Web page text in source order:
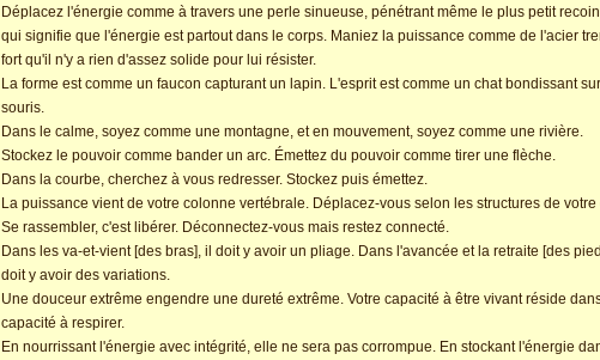
Déplacez l'énergie comme à travers une perle sinueuse, pénétrant même le plus petit
qui signifie que l'énergie est partout dans le corps. Maniez la puissance comme de l'acier
fort qu'il n'y a rien d'assez solide pour lui résister.
La forme est comme un faucon capturant un lapin. L'esprit est comme un chat bondissant
souris.
Dans le calme, soyez comme une montagne, et en mouvement, soyez comme une rivière.
Stockez le pouvoir comme bander un arc. Émettez du pouvoir comme tirer une flèche.
Dans la courbe, cherchez à vous redresser. Stockez puis émettez.
La puissance vient de votre colonne vertébrale. Déplacez-vous selon les structures de votre
Se rassembler, c'est libérer. Déconnectez-vous mais restez connecté.
Dans les va-et-vient [des bras], il doit y avoir un pliage. Dans l'avancée et la retraite [des
doit y avoir des variations.
Une douceur extrême engendre une dureté extrême. Votre capacité à être vivant réside
capacité à respirer.
En nourrissant l'énergie avec intégrité, elle ne sera pas corrompue. En stockant l'énergie